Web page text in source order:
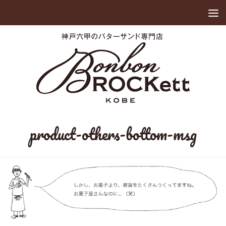
product-others-bottom-msg